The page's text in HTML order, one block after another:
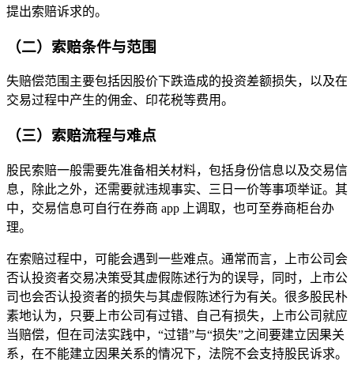
提出索赔诉求的。
（二）索赔条件与范围
失赔偿范围主要包括因股价下跌造成的投资差额损失，以及在
交易过程中产生的佣金、印花税等费用。
（三）索赔流程与难点
股民索赔一般需要先准备相关材料，包括身份信息以及交易信
息，除此之外，还需要就违规事实、三日一价等事项举证。其
中，交易信息可自行在券商 app 上调取，也可至券商柜台办
理。
在索赔过程中，可能会遇到一些难点。通常而言，上市公司会
否认投资者交易决策受其虚假陈述行为的误导，同时，上市公
司也会否认投资者的损失与其虚假陈述行为有关。很多股民朴
素地认为，只要上市公司有过错、自己有损失，上市公司就应
当赔偿，但在司法实践中，“过错”与“损失”之间要建立因果关
系，在不能建立因果关系的情况下，法院不会支持股民诉求。